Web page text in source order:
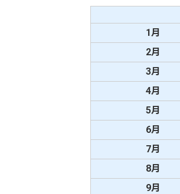
1月
2月
3月
4月
5月
6月
7月
8月
9月